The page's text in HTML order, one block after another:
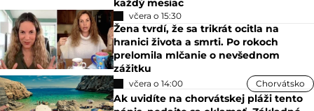
každý mesiac
včera o 15:30
Žena tvrdí, že sa trikrát ocitla na
hranici života a smrti. Po rokoch
prelomila mlčanie o nevšednom
zážitku
včera o 14:00 Chorvátsko
Ak uvidíte na chorvátskej pláži tento